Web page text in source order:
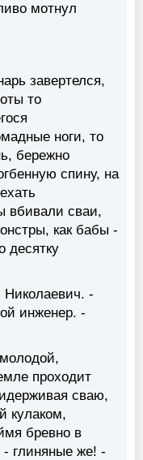
мотнул
завертелся,
то
ноги, то
бережно
спину, на
вбивали сваи,
как бабы -
десятку
-
инженер. -
проходит
сваю,
кулаком,
бревно в
глиняные же! -